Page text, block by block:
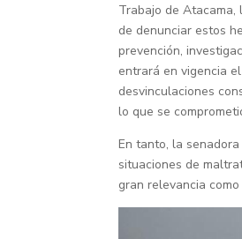
Trabajo de
de denunciar estos
prevención,
entrará en vigencia
desvinculaciones
lo que se
En tanto, la
situaciones de
gran relevancia como